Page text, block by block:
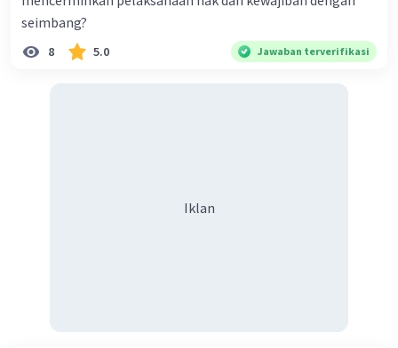
kewajiban, kita perlu memahami dan menghargai hak
orang lain, melaksanakan kewajiban kita, bertanggung
jawab atas tindakan kita, dan menghargai serta
seimbang?
8 5.0 Jawaban terverifikasi
Iklan